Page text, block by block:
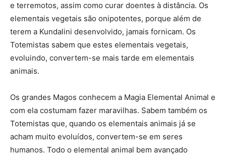
e terremotos, assim como curar doentes à distância. Os
elementais vegetais são onipotentes, porque além de
terem a Kundalini desenvolvido, jamais fornicam. Os
Totemistas sabem que estes elementais vegetais,
evoluindo, convertem-se mais tarde em elementais
animais.
Os grandes Magos conhecem a Magia Elemental Animal e
com ela costumam fazer maravilhas. Sabem também os
Totemistas que, quando os elementais animais já se
acham muito evoluídos, convertem-se em seres
humanos. Todo o elemental animal bem avançado